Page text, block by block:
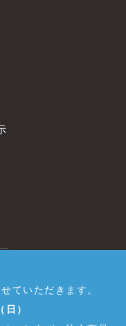
ていただきます。
）